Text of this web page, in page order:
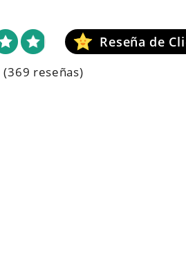
(369 reseñas)